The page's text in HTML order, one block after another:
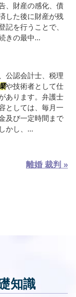
、財産の感化、債
した後に財産が残
記を行うことで、
きの最中...
公認会計士、税理
や技術者として仕
あります。弁護士
としては、毎月一
及び一定時間まで
かし、...
離婚 裁判 »
知識